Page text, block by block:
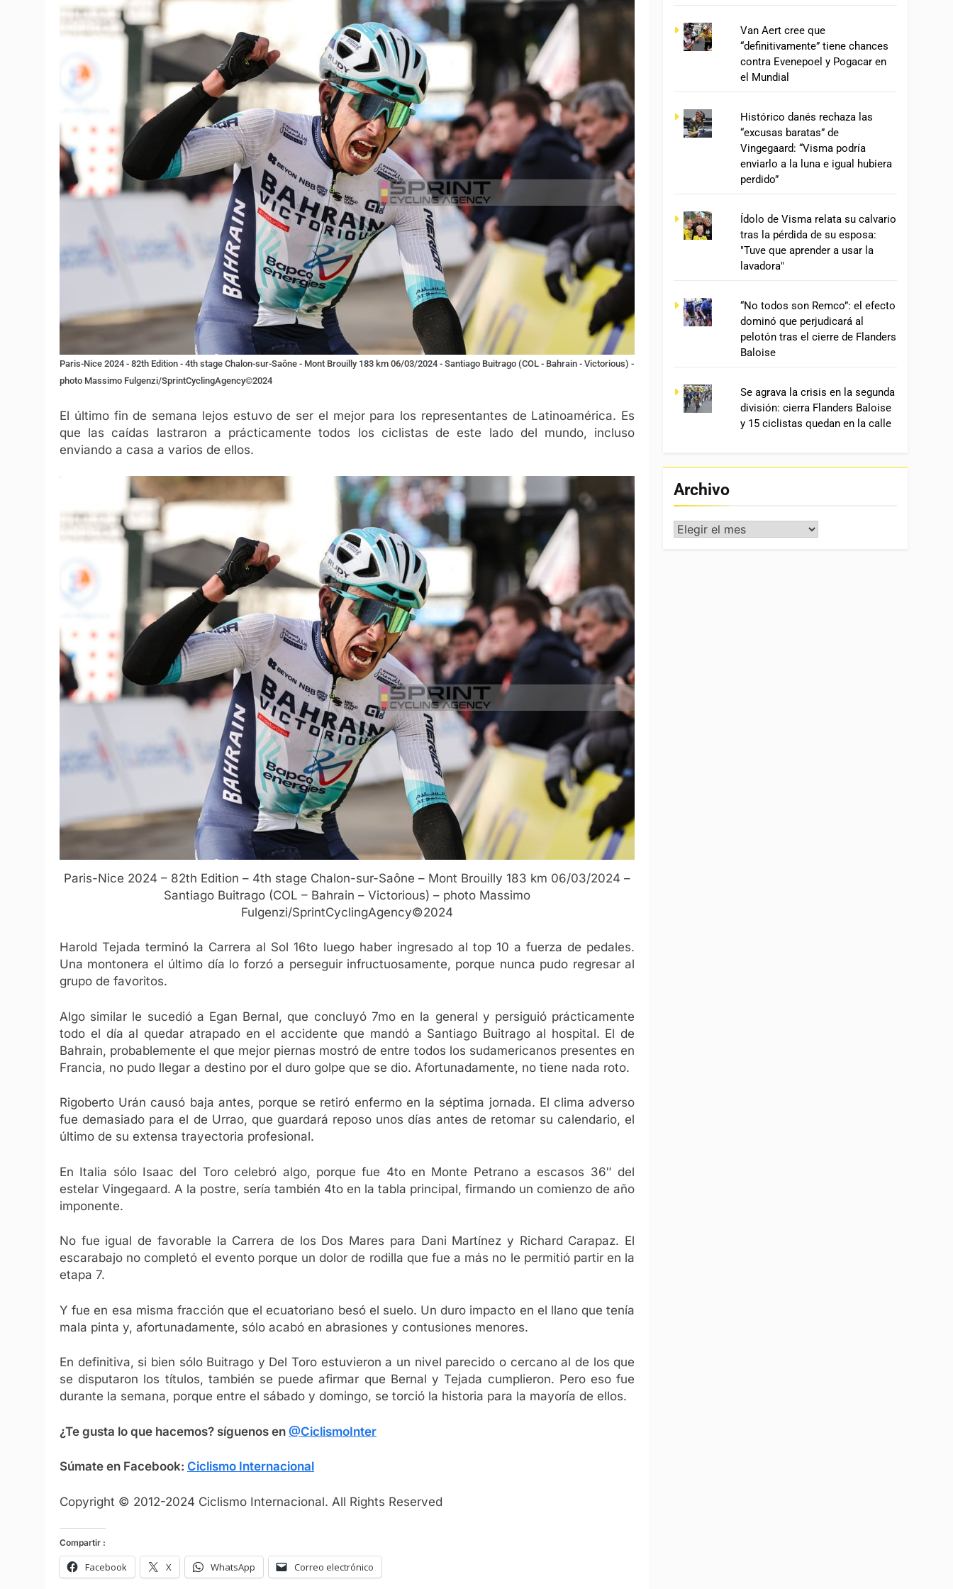
Paris-Nice 2024 - 82th Edition - 4th stage Chalon-sur-Saône - Mont Brouilly 183 km 06/03/2024 - Santiago Buitrago (COL - Bahrain - Victorious) -
photo Massimo Fulgenzi/SprintCyclingAgency©2024
El último fin de semana lejos estuvo de ser el mejor para los representantes de Latinoamérica. Es
que las caídas lastraron a prácticamente todos los ciclistas de este lado del mundo, incluso
enviando a casa a varios de ellos.
Paris-Nice 2024 – 82th Edition – 4th stage Chalon-sur-Saône – Mont Brouilly 183 km 06/03/2024 –
Santiago Buitrago (COL – Bahrain – Victorious) – photo Massimo
Fulgenzi/SprintCyclingAgency©2024
Harold Tejada terminó la Carrera al Sol 16to luego haber ingresado al top 10 a fuerza de pedales.
Una montonera el último día lo forzó a perseguir infructuosamente, porque nunca pudo regresar al
grupo de favoritos.
Algo similar le sucedió a Egan Bernal, que concluyó 7mo en la general y persiguió prácticamente
todo el día al quedar atrapado en el accidente que mandó a Santiago Buitrago al hospital. El de
Bahrain, probablemente el que mejor piernas mostró de entre todos los sudamericanos presentes en
Francia, no pudo llegar a destino por el duro golpe que se dio. Afortunadamente, no tiene nada roto.
Rigoberto Urán causó baja antes, porque se retiró enfermo en la séptima jornada. El clima adverso
fue demasiado para el de Urrao, que guardará reposo unos días antes de retomar su calendario, el
último de su extensa trayectoria profesional.
En Italia sólo Isaac del Toro celebró algo, porque fue 4to en Monte Petrano a escasos 36″ del
estelar Vingegaard. A la postre, sería también 4to en la tabla principal, firmando un comienzo de año
imponente.
No fue igual de favorable la Carrera de los Dos Mares para Dani Martínez y Richard Carapaz. El
escarabajo no completó el evento porque un dolor de rodilla que fue a más no le permitió partir en la
etapa 7.
Y fue en esa misma fracción que el ecuatoriano besó el suelo. Un duro impacto en el llano que tenía
mala pinta y, afortunadamente, sólo acabó en abrasiones y contusiones menores.
En definitiva, si bien sólo Buitrago y Del Toro estuvieron a un nivel parecido o cercano al de los que
se disputaron los títulos, también se puede afirmar que Bernal y Tejada cumplieron. Pero eso fue
durante la semana, porque entre el sábado y domingo, se torció la historia para la mayoría de ellos.
¿Te gusta lo que hacemos? síguenos en @CiclismoInter
Súmate en Facebook: Ciclismo Internacional
Copyright © 2012-2024 Ciclismo Internacional. All Rights Reserved
Compartir :
Facebook X WhatsApp Correo electrónico
Van Aert cree que
“definitivamente” tiene chances
contra Evenepoel y Pogacar en
el Mundial
Histórico danés rechaza las
“excusas baratas” de
Vingegaard: “Visma podría
enviarlo a la luna e igual hubiera
perdido”
Ídolo de Visma relata su calvario
tras la pérdida de su esposa:
"Tuve que aprender a usar la
lavadora"
“No todos son Remco”: el efecto
dominó que perjudicará al
pelotón tras el cierre de Flanders
Baloise
Se agrava la crisis en la segunda
división: cierra Flanders Baloise
y 15 ciclistas quedan en la calle
Archivo
Archivo